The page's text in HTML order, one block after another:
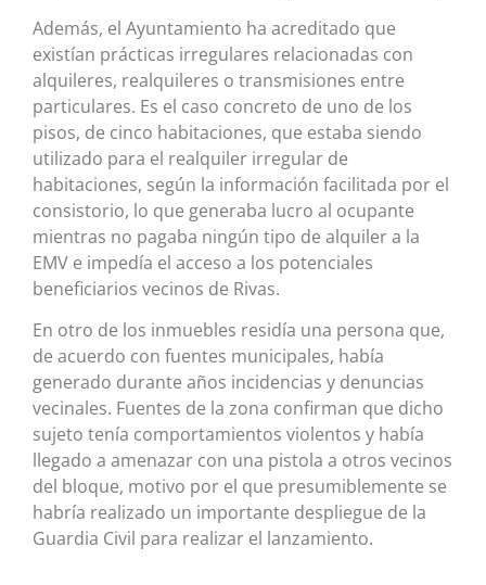
Además, el Ayuntamiento ha acreditado que
existían prácticas irregulares relacionadas con
alquileres, realquileres o transmisiones entre
particulares. Es el caso concreto de uno de los
pisos, de cinco habitaciones, que estaba siendo
utilizado para el realquiler irregular de
habitaciones, según la información facilitada por el
consistorio, lo que generaba lucro al ocupante
mientras no pagaba ningún tipo de alquiler a la
EMV e impedía el acceso a los potenciales
beneficiarios vecinos de Rivas.
En otro de los inmuebles residía una persona que,
de acuerdo con fuentes municipales, había
generado durante años incidencias y denuncias
vecinales. Fuentes de la zona confirman que dicho
sujeto tenía comportamientos violentos y había
llegado a amenazar con una pistola a otros vecinos
del bloque, motivo por el que presumiblemente se
habría realizado un importante despliegue de la
Guardia Civil para realizar el lanzamiento.